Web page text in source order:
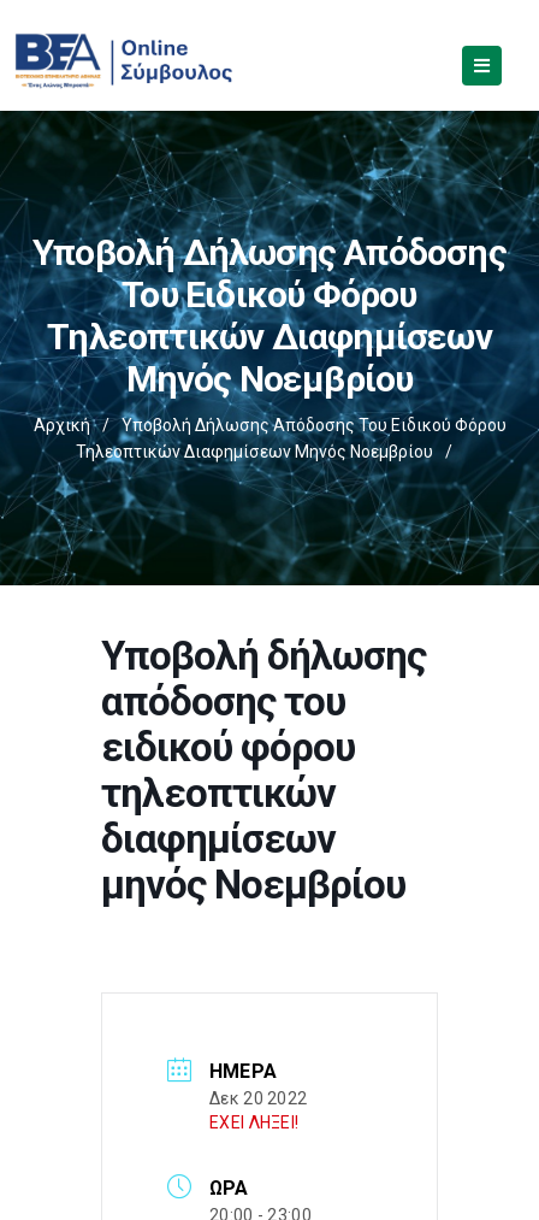
Υποβολή Δήλωσης Απόδοσης
Του Ειδικού Φόρου
Τηλεοπτικών Διαφημίσεων
Μηνός Νοεμβρίου
Αρχική /
Υποβολή Δήλωσης Απόδοσης Του Ειδικού Φόρου
Τηλεοπτικών Διαφημίσεων Μηνός Νοεμβρίου
/
Υποβολή δήλωσης
απόδοσης του
ειδικού φόρου
τηλεοπτικών
διαφημίσεων
μηνός Νοεμβρίου
ΗΜΈΡΑ
Δεκ 20 2022
ΕΧΕΙ ΛΗΞΕΙ!
ΏΡΑ
20:00 - 23:00